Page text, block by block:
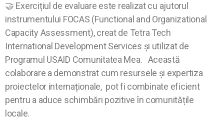
🤝 Exercițiul de evaluare este realizat cu ajutorul
instrumentului FOCAS (Functional and Organizational
Capacity Assessment), creat de Tetra Tech
International Development Services și utilizat de
Programul USAID Comunitatea Mea. Această
colaborare a demonstrat cum resursele și expertiza
proiectelor internaționale, pot fi combinate eficient
pentru a aduce schimbări pozitive în comunitățile
locale.